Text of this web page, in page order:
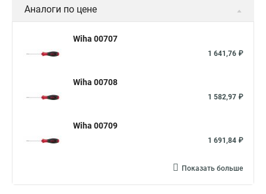
Аналоги по цене
Wiha 00707
1 641,76 ₽
Wiha 00708
1 582,97 ₽
Wiha 00709
1 691,84 ₽
Показать больше